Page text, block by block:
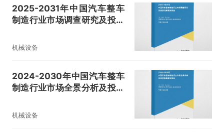
2025-2031年中国汽车整车
制造行业市场调查研究及投资
机械设备
2024-2030年中国汽车整车
制造行业市场全景分析及投资
机械设备